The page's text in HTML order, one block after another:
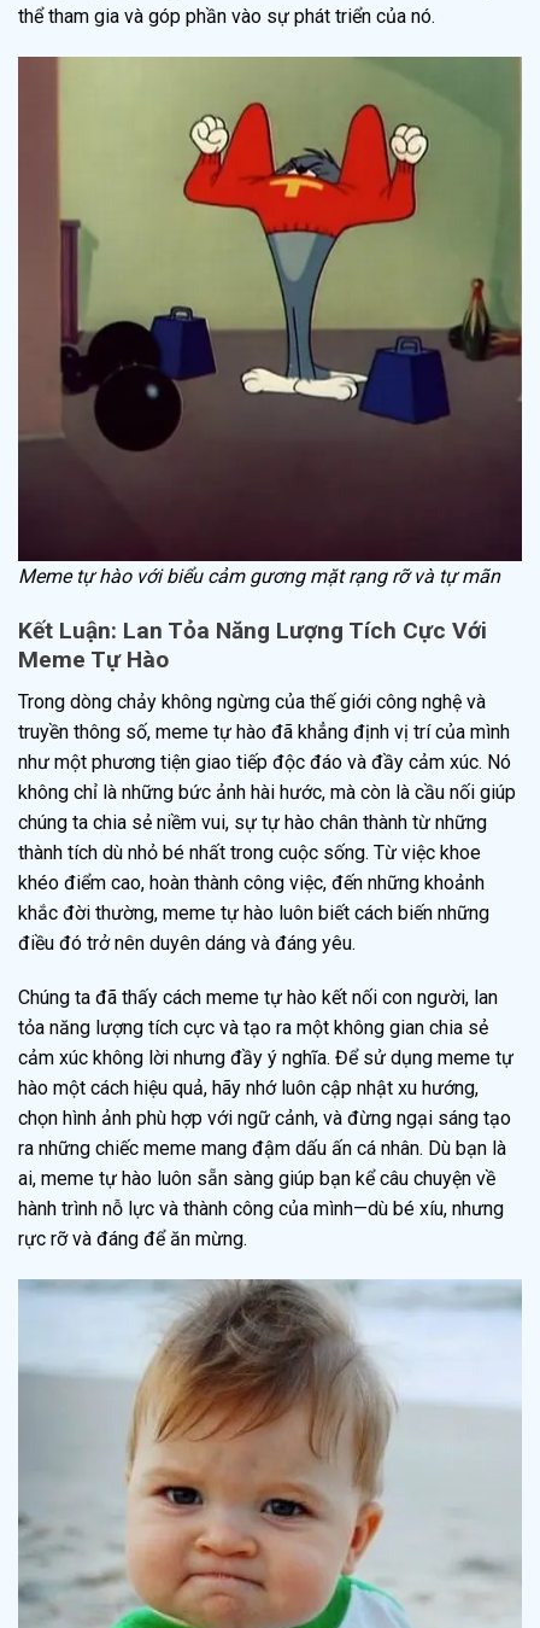
thể tham gia và góp phần vào sự phát triển của nó.
Meme tự hào với biểu cảm gương mặt rạng rỡ và tự mãn
Kết Luận: Lan Tỏa Năng Lượng Tích Cực Với
Meme Tự Hào
Trong dòng chảy không ngừng của thế giới công nghệ và
truyền thông số, meme tự hào đã khẳng định vị trí của mình
như một phương tiện giao tiếp độc đáo và đầy cảm xúc. Nó
không chỉ là những bức ảnh hài hước, mà còn là cầu nối giúp
chúng ta chia sẻ niềm vui, sự tự hào chân thành từ những
thành tích dù nhỏ bé nhất trong cuộc sống. Từ việc khoe
khéo điểm cao, hoàn thành công việc, đến những khoảnh
khắc đời thường, meme tự hào luôn biết cách biến những
điều đó trở nên duyên dáng và đáng yêu.
Chúng ta đã thấy cách meme tự hào kết nối con người, lan
tỏa năng lượng tích cực và tạo ra một không gian chia sẻ
cảm xúc không lời nhưng đầy ý nghĩa. Để sử dụng meme tự
hào một cách hiệu quả, hãy nhớ luôn cập nhật xu hướng,
chọn hình ảnh phù hợp với ngữ cảnh, và đừng ngại sáng tạo
ra những chiếc meme mang đậm dấu ấn cá nhân. Dù bạn là
ai, meme tự hào luôn sẵn sàng giúp bạn kể câu chuyện về
hành trình nỗ lực và thành công của mình—dù bé xíu, nhưng
rực rỡ và đáng để ăn mừng.